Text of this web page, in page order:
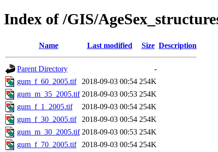
Index of /GIS/
Name Last modified Size Description
Parent Directory
-
gum_f_60_2005.tif
2018-09-03 00:54 254K
gum_m_35_2005.tif 2018-09-03 00:53 254K
gum_f_1_2005.tif
2018-09-03 00:54 254K
gum_f_30_2005.tif
2018-09-03 00:54 254K
gum_m_30_2005.tif 2018-09-03 00:53 254K
gum_f_70_2005.tif
2018-09-03 00:54 254K